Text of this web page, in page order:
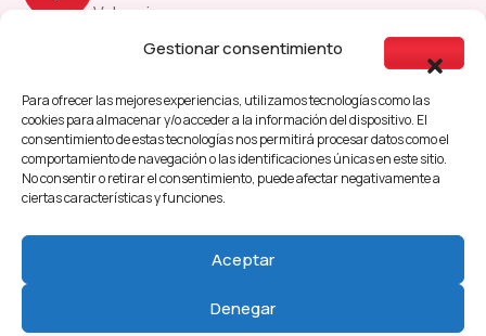
Gestionar consentimiento
Para ofrecer las mejores experiencias, utilizamos tecnologías como las
cookies para almacenar y/o acceder a la información del dispositivo. El
consentimiento de estas tecnologías nos permitirá procesar datos como el
comportamiento de navegación o las identificaciones únicas en este sitio.
No consentir o retirar el consentimiento, puede afectar negativamente a
ciertas características y funciones.
Aceptar
Denegar
Valencia
Aviso Legal
Política de Cookies
Política de Privacidad